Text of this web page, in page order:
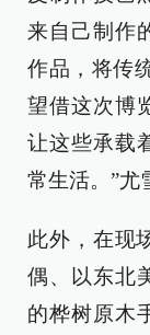
来自己制作
作品，将传
望借这次博
让这些承载
常生活。”尤
此外，在现
偶、以东北
的桦树原木